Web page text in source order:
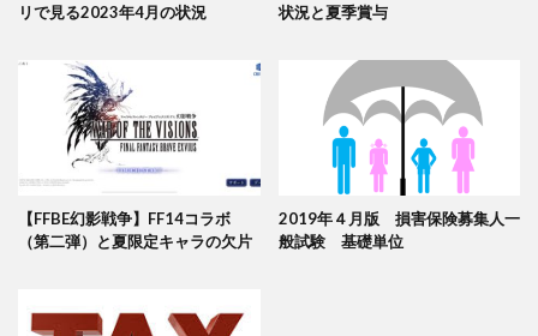
リで見る2023年4月の状況
状況と夏季賞与
【FFBE幻影戦争】FF14コラボ
（第二弾）と夏限定キャラの欠片
2019年４月版 損害保険募集人一
般試験 基礎単位